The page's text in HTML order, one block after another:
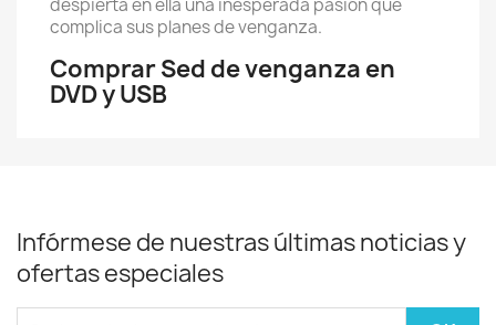
despierta en ella una inesperada pasión que
complica sus planes de venganza.
Comprar Sed de venganza en
DVD y USB
Infórmese de nuestras últimas noticias y
ofertas especiales